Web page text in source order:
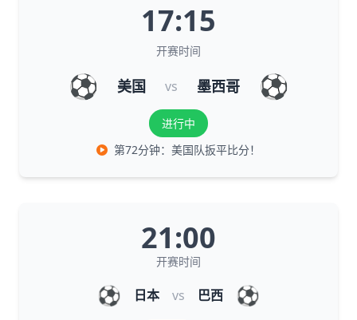
17:15
开赛时间
⚽ 美国 vs 墨西哥 ⚽
进行中
第72分钟：美国队扳平比分！
21:00
开赛时间
⚽ 日本 vs 巴西 ⚽